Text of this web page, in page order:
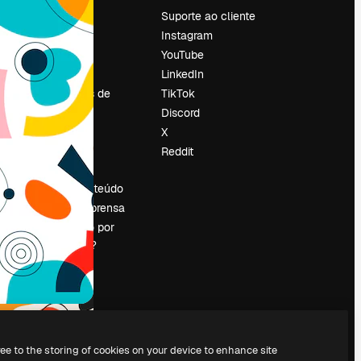
Preços
Sobre nós
Reviews
Emprego
Tendências de
pesquisa
Blog
Eventos
Slidesgo
Vender conteúdo
Sala de imprensa
Procurando por
magnific.ai?
Suporte ao cliente
Instagram
YouTube
LinkedIn
TikTok
Discord
X
Reddit
to the storing of cookies on your device to enhance site